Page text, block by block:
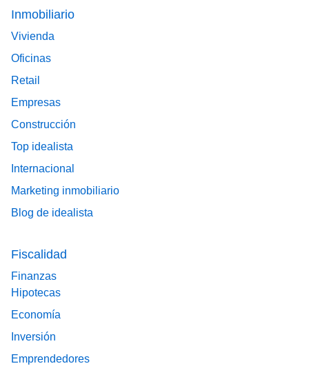
Footer main menu
Inmobiliario
Vivienda
Oficinas
Retail
Empresas
Construcción
Top idealista
Internacional
Marketing inmobiliario
Blog de idealista
Fiscalidad
Finanzas
Hipotecas
Economía
Inversión
Emprendedores